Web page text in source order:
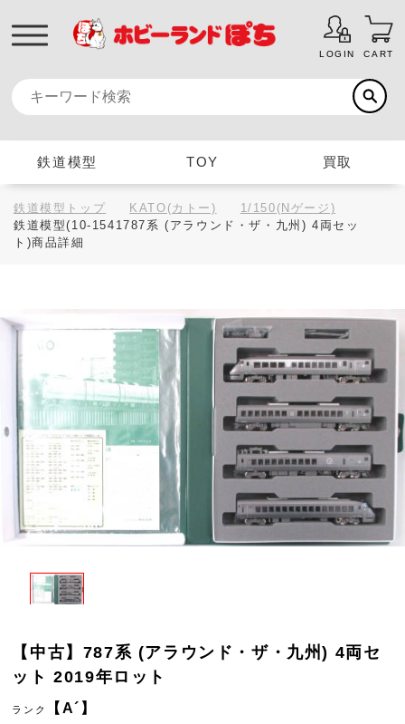
LOGIN CART
鉄道模型 TOY 買取
鉄道模型トップ KATO(カトー)
1/150(Nゲージ)
鉄道模型(10-1541787系 (アラウンド・ザ・九州) 4両セッ
ト)商品詳細
【中古】787系 (アラウンド・ザ・九州) 4両セ
ット 2019年ロット
ランク 【A´】